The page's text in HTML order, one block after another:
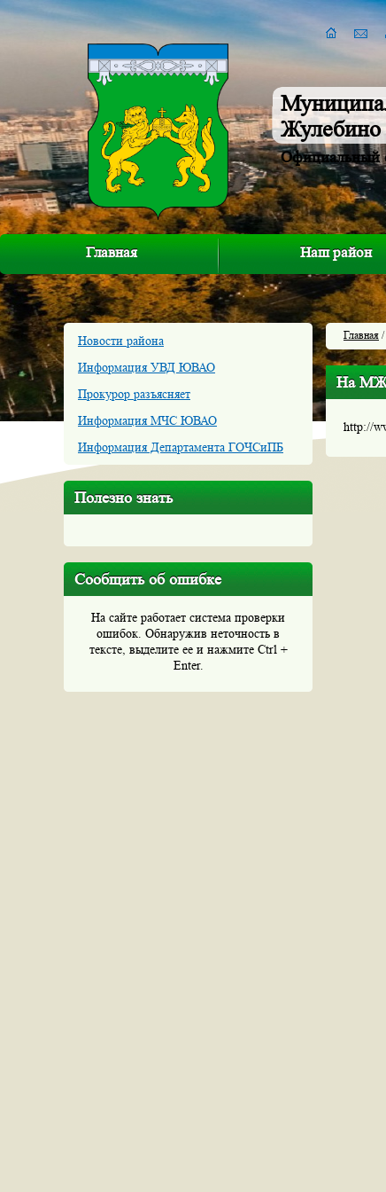
Жулебино
Официальный
Главная Наш район
Новости района
Информация УВД ЮВАО
Прокурор разъясняет
Информация МЧС ЮВАО
Информация Департамента ГОЧСиПБ
Полезно знать
Сообщить об ошибке
На сайте работает система проверки
ошибок. Обнаружив неточность в
тексте, выделите ее и нажмите Ctrl +
Enter.
Главная /
На
http://